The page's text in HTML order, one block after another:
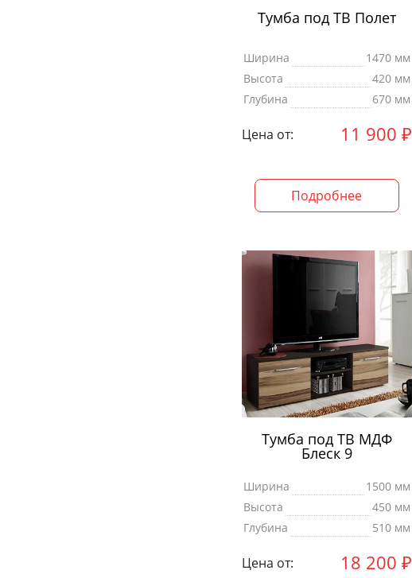
Тумба под ТВ Полет
Ширина
1470 мм
Высота
420 мм
Глубина
670 мм
Цена от: 11 900 ₽
Подробнее
Тумба под ТВ МДФ
Блеск 9
Ширина
1500 мм
Высота
450 мм
Глубина
510 мм
Цена от: 18 200 ₽